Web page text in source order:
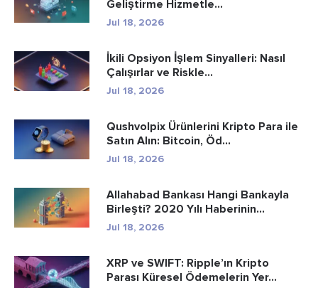
Geliştirme Hizmetle...
Jul 18, 2026
İkili Opsiyon İşlem Sinyalleri: Nasıl
Çalışırlar ve Riskle...
Jul 18, 2026
Qushvolpix Ürünlerini Kripto Para ile
Satın Alın: Bitcoin, Öd...
Jul 18, 2026
Allahabad Bankası Hangi Bankayla
Birleşti? 2020 Yılı Haberinin...
Jul 18, 2026
XRP ve SWIFT: Ripple’ın Kripto
Parası Küresel Ödemelerin Yer...